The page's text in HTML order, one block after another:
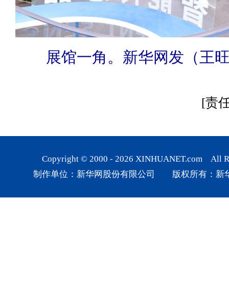
展馆一角。新华网发（王
[责
Copyright © 2000 - 2026 XINHUANET.com All
制作单位：新华网股份有限公司 版权所有：新